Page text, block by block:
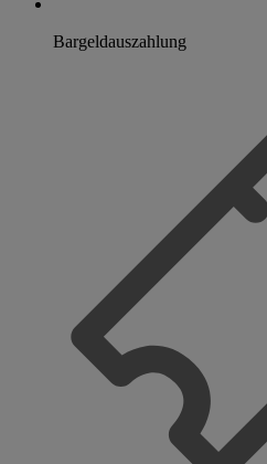
Bargeldauszahlung